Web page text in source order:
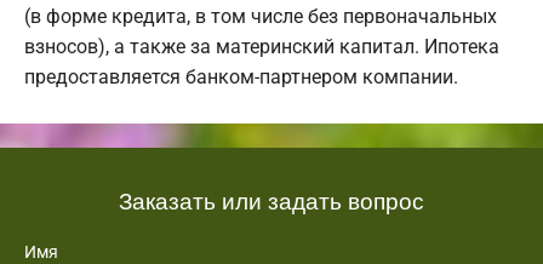
(в форме кредита, в том числе без первоначальных
взносов), а также за материнский капитал. Ипотека
предоставляется банком-партнером компании.
Заказать или задать вопрос
Имя